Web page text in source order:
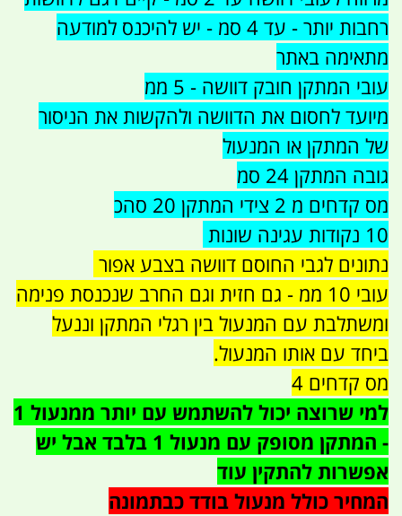
רחבות יותר - עד 4 סמ - יש להיכנס למודעה
מתאימה באתר
עובי המתקן חובק דוושה - 5 ממ
מיועד לחסום את הדוושה ולהקשות את הניסור
של המתקן או המנעול
גובה המתקן 24 סמ
מס קדחים מ 2 צידי המתקן 20 סהכ
10 נקודות עגינה שונות
נתונים לגבי החוסם דוושה בצבע אפור
עובי 10 ממ - גם חזית וגם החרב שנכנסת פנימה
ומשתלבת עם המנעול בין רגלי המתקן וננעל
ביחד עם אותו המנעול.
מס קדחים 4
למי שרוצה יכול להשתמש עם יותר ממנעול 1
- המתקן מסופק עם מנעול 1 בלבד אבל יש
אפשרות להתקין עוד
המחיר כולל מנעול בודד כבתמונה